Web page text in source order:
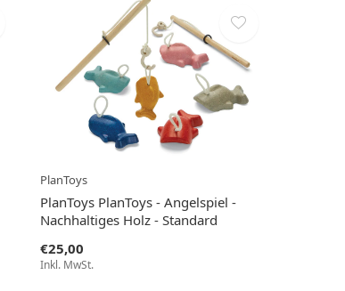
PlanToys
PlanToys PlanToys - Angelspiel -
Nachhaltiges Holz - Standard
€25,00
Inkl. MwSt.